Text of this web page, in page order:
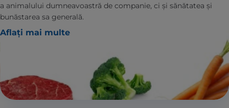
a animalului dumneavoastră de companie, ci și sănătatea și
bunăstarea sa generală.
Aflați mai multe